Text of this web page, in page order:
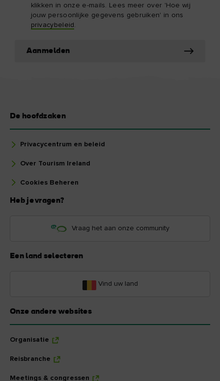
klikken in onze e-mails. Lees meer over 'Hoe wij
jouw persoonlijke gegevens gebruiken' in ons
privacybeleid .
Aanmelden
De hoofdzaken
Privacycentrum en beleid
Over Tourism Ireland
Cookies Beheren
Heb je vragen?
Vraag het aan onze community
Een land selecteren
Vind uw land
Onze andere websites
Organisatie
Reisbranche
Meetings & congressen